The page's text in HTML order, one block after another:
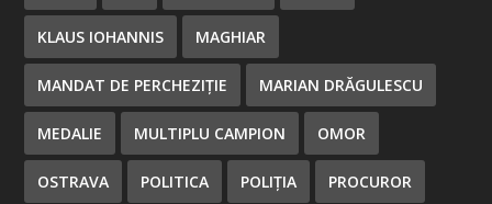
KLAUS IOHANNIS MAGHIAR
MANDAT DE PERCHEZIȚIE MARIAN DRĂGULESCU
MEDALIE MULTIPLU CAMPION OMOR
OSTRAVA POLITICA POLIȚIA PROCUROR